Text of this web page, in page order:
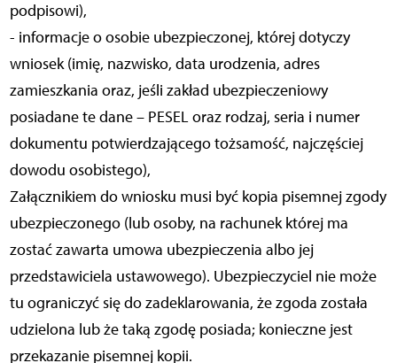
podpisowi),
- informacje o osobie ubezpieczonej, której dotyczy
wniosek (imię, nazwisko, data urodzenia, adres
zamieszkania oraz, jeśli zakład ubezpieczeniowy
posiadane te dane – PESEL oraz rodzaj, seria i numer
dokumentu potwierdzającego tożsamość, najczęściej
dowodu osobistego),
Załącznikiem do wniosku musi być kopia pisemnej zgody
ubezpieczonego (lub osoby, na rachunek której ma
zostać zawarta umowa ubezpieczenia albo jej
przedstawiciela ustawowego). Ubezpieczyciel nie może
tu ograniczyć się do zadeklarowania, że zgoda została
udzielona lub że taką zgodę posiada; konieczne jest
przekazanie pisemnej kopii.